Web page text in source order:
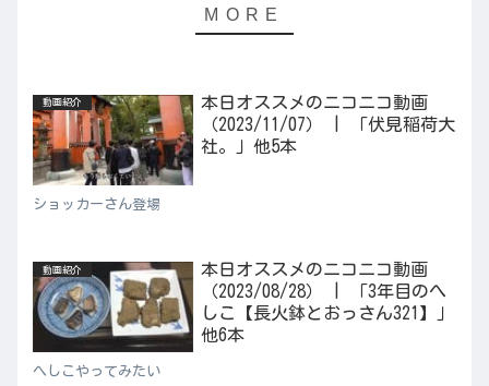
動画紹介
本日オススメのニコニコ動画
（2023/11/07） | 「伏見稲荷大
社。」他5本
ショッカーさん登場
動画紹介
本日オススメのニコニコ動画
（2023/08/28） | 「3年目のへ
しこ【長火鉢とおっさん321】」
他6本
へしこやってみたい